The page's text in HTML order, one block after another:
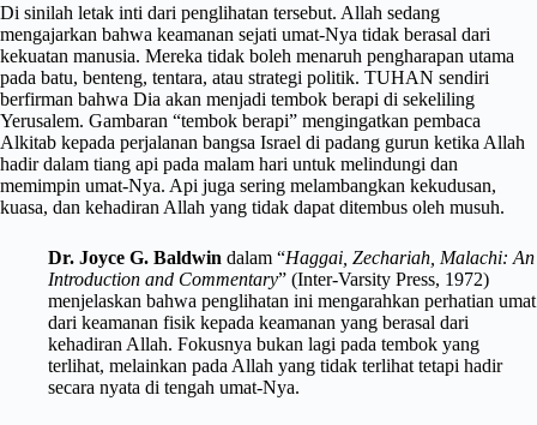
Di sinilah letak inti dari penglihatan tersebut. Allah sedang
mengajarkan bahwa keamanan sejati umat-Nya tidak berasal dari
kekuatan manusia. Mereka tidak boleh menaruh pengharapan utama
pada batu, benteng, tentara, atau strategi politik. TUHAN sendiri
berfirman bahwa Dia akan menjadi tembok berapi di sekeliling
Yerusalem. Gambaran “tembok berapi” mengingatkan pembaca
Alkitab kepada perjalanan bangsa Israel di padang gurun ketika Allah
hadir dalam tiang api pada malam hari untuk melindungi dan
memimpin umat-Nya. Api juga sering melambangkan kekudusan,
kuasa, dan kehadiran Allah yang tidak dapat ditembus oleh musuh.
Dr. Joyce G. Baldwin dalam “Haggai, Zechariah, Malachi: An
Introduction and Commentary” (Inter-Varsity Press, 1972)
menjelaskan bahwa penglihatan ini mengarahkan perhatian umat
dari keamanan fisik kepada keamanan yang berasal dari
kehadiran Allah. Fokusnya bukan lagi pada tembok yang
terlihat, melainkan pada Allah yang tidak terlihat tetapi hadir
secara nyata di tengah umat-Nya.